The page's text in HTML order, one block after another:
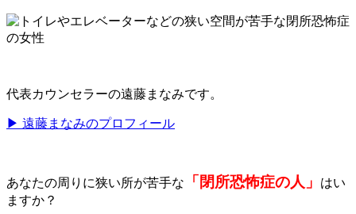
代表カウンセラーの遠藤まなみです。
▶ 遠藤まなみのプロフィール
あなたの周りに狭い所が苦手な 「閉所恐怖症の人」
はい
ますか？